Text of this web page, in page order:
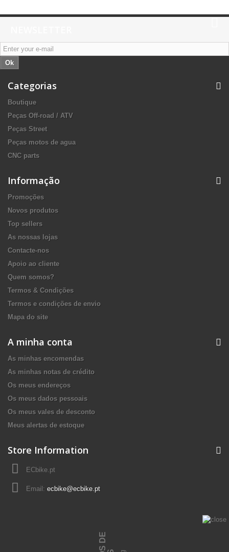
Ok
Categorias
Boutique
Peças Off-road / ATV
Peças Street
Peças motos de agua
CNC parts
Informação
Promoções
Novos produtos
Top sellers
As nossas lojas
Contacte-nos
Apoio ao cliente
Quem somos?
Termos & Condições
Termos e condições de envio
Mapa do site
A minha conta
As minhas encomendas
As minhas notas de crédito
Os meus endereços
Os meus dados pessoais
Os meus vales de desconto
Meus alertas de estoque
Store Information
ECbike.pt
Email: ecbike@ecbike.pt